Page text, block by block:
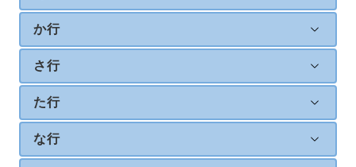
か行
さ行
た行
な行